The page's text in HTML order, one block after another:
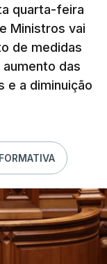
quarta-feira
Ministros vai
de medidas
aumento das
e a diminuição